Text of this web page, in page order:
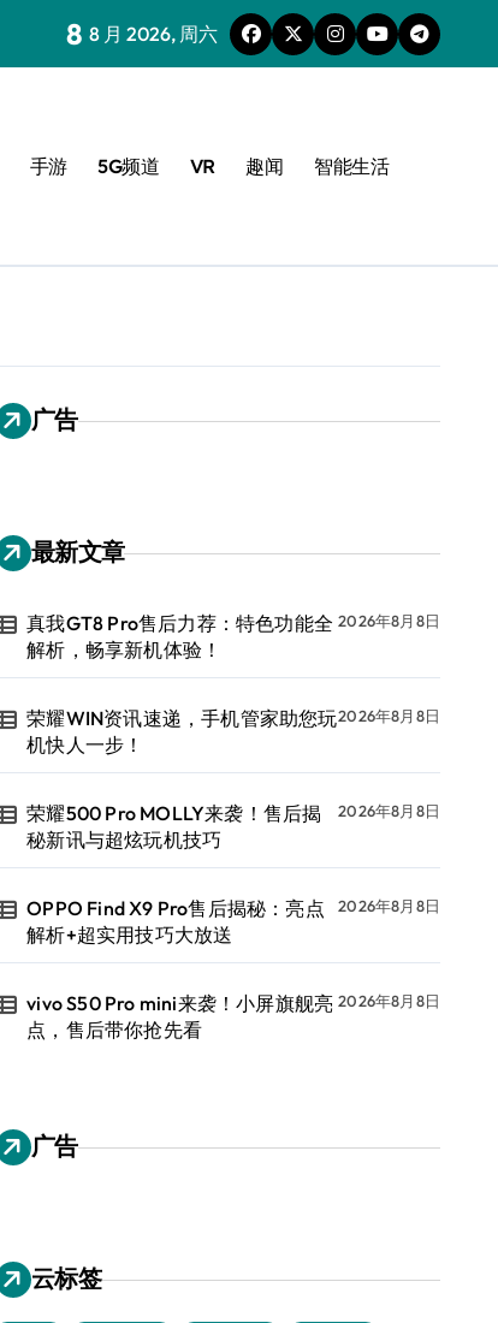
8 8 月 2026, 周六
手游 5G频道 VR 趣闻 智能生活
广告
最新文章
真我GT8 Pro售后力荐：特色功能全
解析，畅享新机体验！
2026年8月8日
荣耀WIN资讯速递，手机管家助您玩
机快人一步！
2026年8月8日
荣耀500 Pro MOLLY来袭！售后揭
秘新讯与超炫玩机技巧
2026年8月8日
OPPO Find X9 Pro售后揭秘：亮点
解析+超实用技巧大放送
2026年8月8日
vivo S50 Pro mini来袭！小屏旗舰亮
点，售后带你抢先看
2026年8月8日
广告
云标签